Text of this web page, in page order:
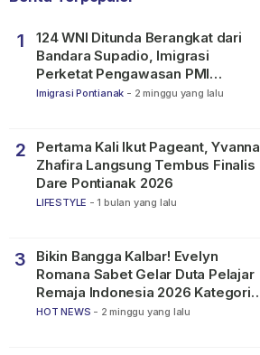
1
124 WNI Ditunda Berangkat dari
Bandara Supadio, Imigrasi
Perketat Pengawasan PMI
Nonprosedural
Imigrasi Pontianak - 2 minggu yang lalu
2
Pertama Kali Ikut Pageant, Yvanna
Zhafira Langsung Tembus Finalis
Dare Pontianak 2026
LIFESTYLE - 1 bulan yang lalu
3
Bikin Bangga Kalbar! Evelyn
Romana Sabet Gelar Duta Pelajar
Remaja Indonesia 2026 Kategori
SMP
HOT NEWS - 2 minggu yang lalu